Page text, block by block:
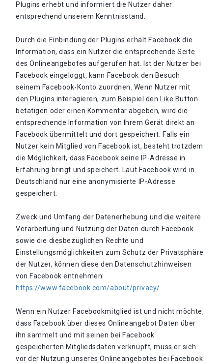
Plugins erhebt und informiert die Nutzer daher
entsprechend unserem Kenntnisstand.
Durch die Einbindung der Plugins erhält Facebook die
Information, dass ein Nutzer die entsprechende Seite
des Onlineangebotes aufgerufen hat. Ist der Nutzer bei
Facebook eingeloggt, kann Facebook den Besuch
seinem Facebook-Konto zuordnen. Wenn Nutzer mit
den Plugins interagieren, zum Beispiel den Like Button
betätigen oder einen Kommentar abgeben, wird die
entsprechende Information von Ihrem Gerät direkt an
Facebook übermittelt und dort gespeichert. Falls ein
Nutzer kein Mitglied von Facebook ist, besteht trotzdem
die Möglichkeit, dass Facebook seine IP-Adresse in
Erfahrung bringt und speichert. Laut Facebook wird in
Deutschland nur eine anonymisierte IP-Adresse
gespeichert.
Zweck und Umfang der Datenerhebung und die weitere
Verarbeitung und Nutzung der Daten durch Facebook
sowie die diesbezüglichen Rechte und
Einstellungsmöglichkeiten zum Schutz der Privatsphäre
der Nutzer, können diese den Datenschutzhinweisen
von Facebook entnehmen:
https://www.facebook.com/about/privacy/
Wenn ein Nutzer Facebookmitglied ist und nicht möchte,
dass Facebook über dieses Onlineangebot Daten über
ihn sammelt und mit seinen bei Facebook
gespeicherten Mitgliedsdaten verknüpft, muss er sich
vor der Nutzung unseres Onlineangebotes bei Facebook